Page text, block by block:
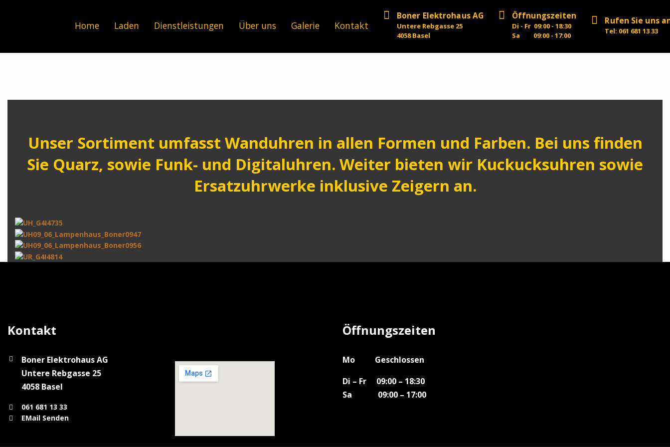
Home Laden Dienstleistungen Über uns Galerie Kontakt
Boner Elektrohaus AG
Untere Rebgasse 25
4058 Basel
Öffnungszeiten
Di - Fr 09:00 - 18:30
Sa 09:00 - 17:00
Rufen Sie uns
Tel: 061 681 13 33
Unser Sortiment umfasst Wanduhren in allen Formen und Farben. Bei uns finden
Sie Quarz, sowie Funk- und Digitaluhren. Weiter bieten wir Kuckucksuhren sowie
Ersatzuhrwerke inklusive Zeigern an.
Kontakt
Boner Elektrohaus AG
Untere Rebgasse 25
4058 Basel
061 681 13 33
EMail Senden
Öffnungszeiten
Mo Geschlossen
Di – Fr 09:00 – 18:30
Sa 09:00 – 17:00